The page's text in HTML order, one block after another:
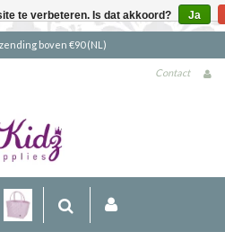
boven €90 (NL)
Contact
te verbeteren. Is dat akkoord? Ja